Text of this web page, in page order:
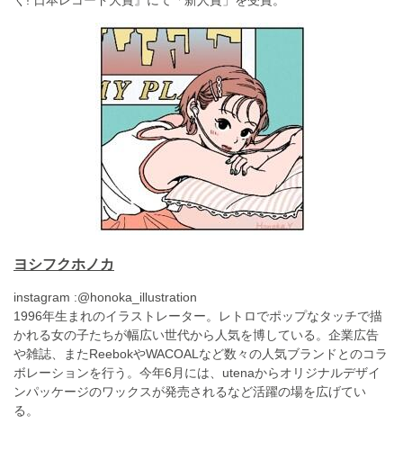
ヨシフクホノカ
instagram :@honoka_illustration
1996年生まれのイラストレーター。レトロでポップなタッチで描
かれる女の子たちが幅広い世代から人気を博している。企業広告
や雑誌、またReebokやWACOALなど数々の人気ブランドとのコラ
ボレーションを行う。今年6月には、utenaからオリジナルデザイ
ンパッケージのワックスが発売されるなど活躍の場を広げてい
る。